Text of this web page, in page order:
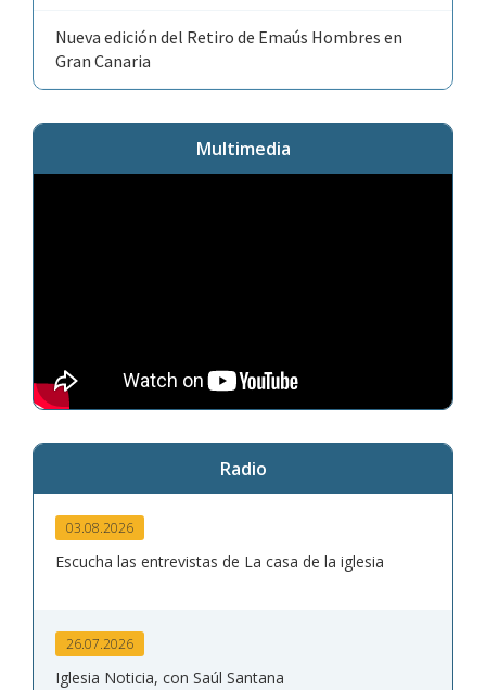
Nueva edición del Retiro de Emaús Hombres en
Gran Canaria
Multimedia
Radio
03.08.2026
Escucha las entrevistas de La casa de la iglesia
26.07.2026
Iglesia Noticia, con Saúl Santana